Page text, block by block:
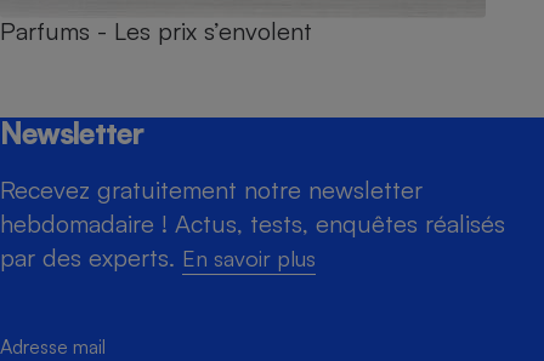
Parfums - Les prix s’envolent
Newsletter
Recevez gratuitement notre newsletter
hebdomadaire ! Actus, tests, enquêtes réalisés
par des experts. En savoir plus
Adresse mail